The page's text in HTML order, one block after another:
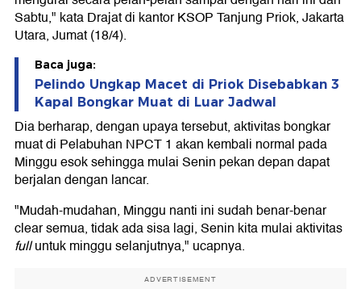
Sabtu," kata Drajat di kantor KSOP Tanjung Priok, Jakarta
Utara, Jumat (18/4).
Baca juga:
Pelindo Ungkap Macet di Priok Disebabkan 3
Kapal Bongkar Muat di Luar Jadwal
Dia berharap, dengan upaya tersebut, aktivitas bongkar
muat di Pelabuhan NPCT 1 akan kembali normal pada
Minggu esok sehingga mulai Senin pekan depan dapat
berjalan dengan lancar.
"Mudah-mudahan, Minggu nanti ini sudah benar-benar
clear semua, tidak ada sisa lagi, Senin kita mulai aktivitas
fulluntuk minggu selanjutnya," ucapnya.
ADVERTISEMENT